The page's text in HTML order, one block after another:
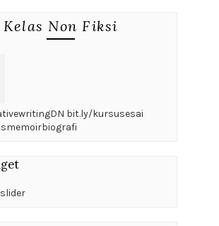
Kelas Non Fiksi
bit.ly/kursusesai